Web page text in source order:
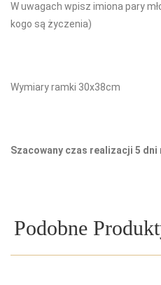
W uwagach wpisz imiona pary
kogo są życzenia)
Wymiary ramki 30x38cm
Szacowany czas realizacji 5 dni
Podobne